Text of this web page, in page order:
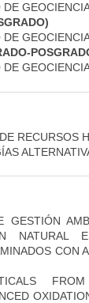
RECURSOS
NATURAL
CON